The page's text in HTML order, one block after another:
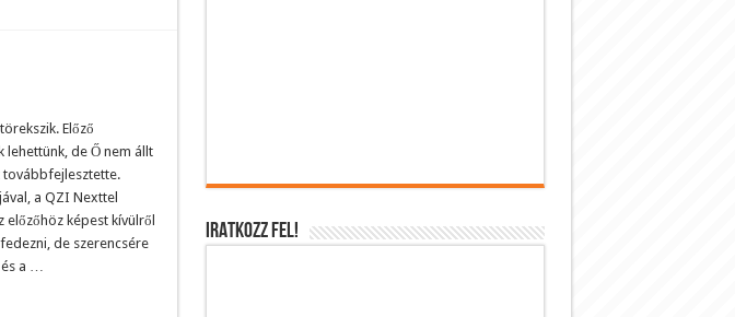
Előző
de Ő nem állt
továbbfejlesztette.
a QZI Nexttel
előzőhöz képest kívülről
de szerencsére
a …
IRATKOZZ FEL!